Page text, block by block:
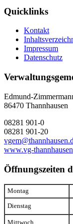
Quicklinks
Kontakt
Impressum
Datenschutz
Edmund-
86470 Thannhausen
08281 901-0
08281 901-20
www.vg-
Öffnungszeiten
Montag
Dienstag